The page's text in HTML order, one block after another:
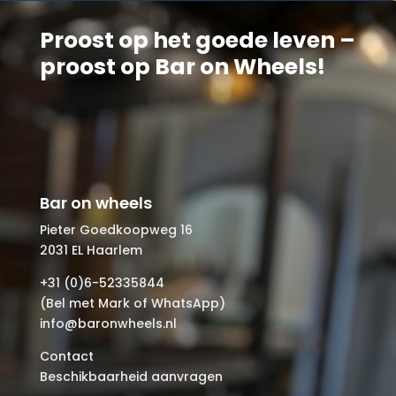
Proost op het goede leven –
proost op Bar on Wheels!
Bar on wheels
Pieter Goedkoopweg 16
2031 EL Haarlem
+31 (0)6-52335844
(Bel met Mark of WhatsApp)
info@baronwheels.nl
Contact
Beschikbaarheid aanvragen